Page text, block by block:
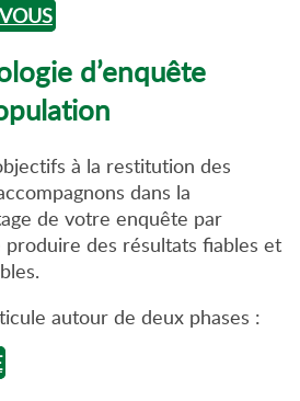
d’enquête
à la restitution des
dans la
de votre enquête par
des résultats fiables et
autour de deux phases :